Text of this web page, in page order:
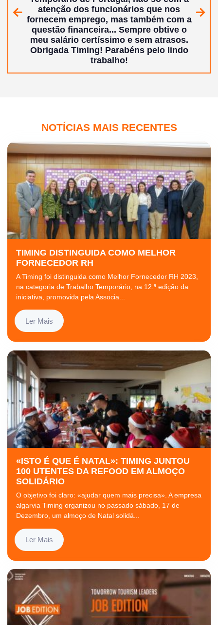
atenção dos funcionários que nos
fornecem emprego, mas também com a
questão financeira... Sempre obtive o
meu salário certíssimo e sem atrasos.
Obrigada Timing! Parabéns pelo lindo
trabalho!
Anterior
NOTÍCIAS MAIS RECENTES
TIMING DISTINGUIDA COMO MELHOR
FORNECEDOR RH
A Timing foi distinguida como Melhor Fornecedor RH 2023,
na categoria de Trabalho Temporário, na 12.ª edição da
iniciativa, promovida pela Associa...
Ler Mais
«ISTO É QUE É NATAL»: TIMING JUNTOU
100 UTENTES DA REFOOD EM ALMOÇO
SOLIDÁRIO
O objetivo foi claro: «ajudar quem mais precisa». A empresa
algarvia Timing organizou no passado sábado, 17 de
Dezembro, um almoço de Natal solidá...
Ler Mais